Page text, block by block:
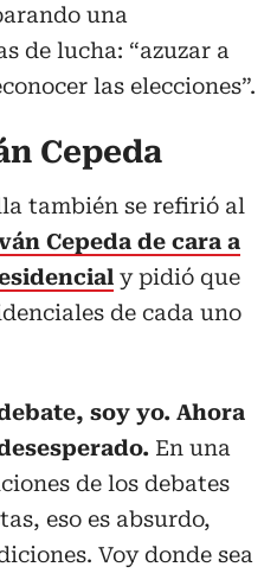
una
de lucha: “azuzar a
las elecciones”.
Cepeda
también se refirió al
Cepeda de cara a
y pidió que
de cada uno
soy yo. Ahora
En una
de los debates
eso es absurdo,
Voy donde sea